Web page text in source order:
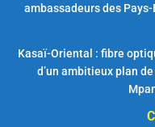
ambassadeurs des
Kasaï-Oriental : fibre
d’un ambitieux plan